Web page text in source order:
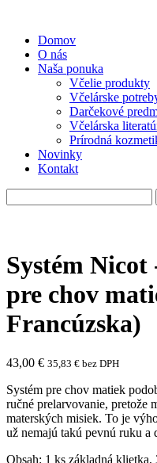
Domov
O nás
Naša ponuka
Včelie produkty
Včelárske
Darčekové
Včelárska
Prírodná
Novinky
Kontakt
Systém
pre chov
Francúzska)
43,00 € 35,83 € bez DPH
Systém pre chov matiek
ručné prelarvovanie, pretože
materských misiek. To je
už nemajú takú pevnú ruku a
Obsah: 1 ks základná